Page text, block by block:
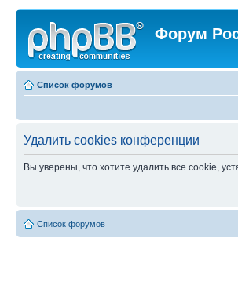
Форум
Список форумов
Удалить cookies конференции
Вы уверены, что хотите удалить все cookie,
Список форумов